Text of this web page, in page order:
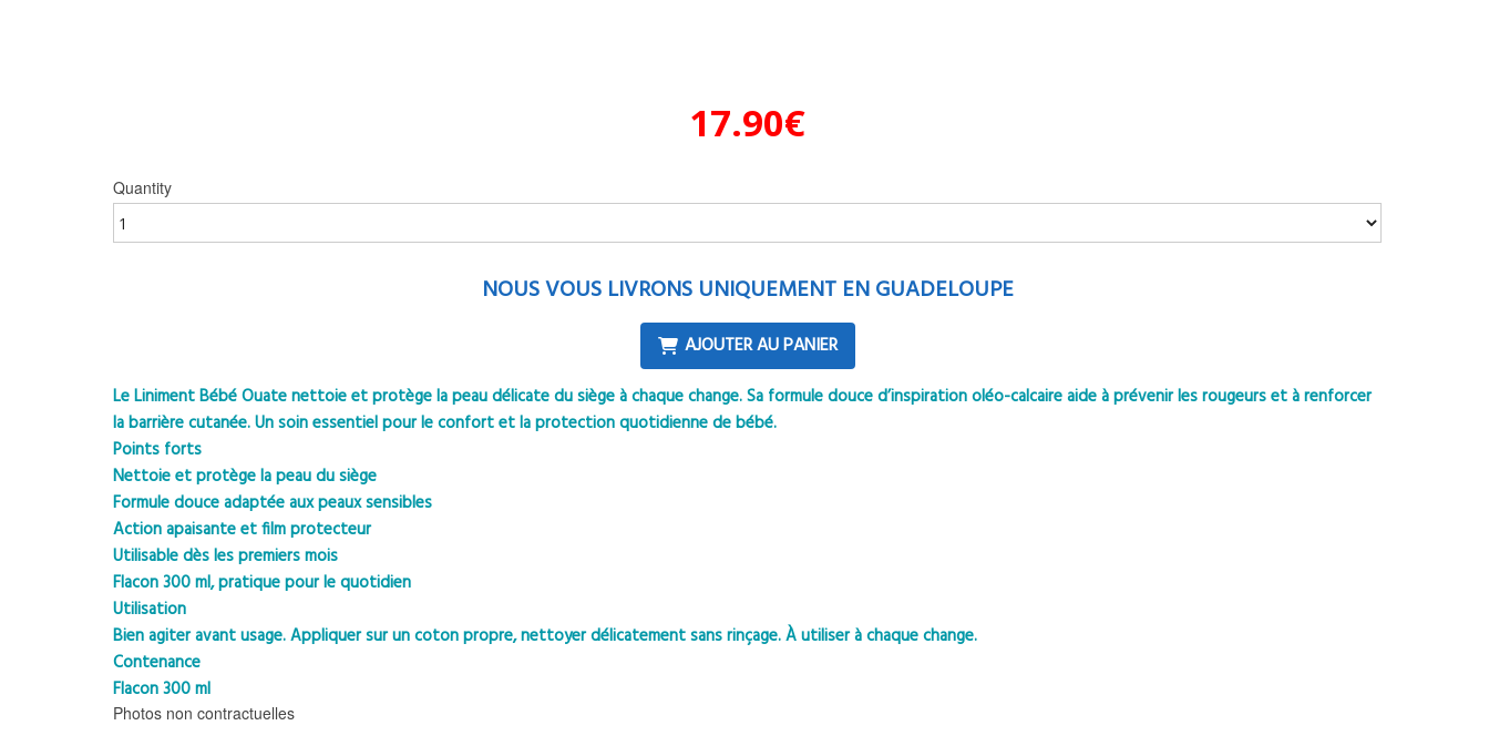
17.90€
Quantity
NOUS VOUS LIVRONS UNIQUEMENT EN GUADELOUPE
AJOUTER AU PANIER
Le Liniment Bébé Ouate nettoie et protège la peau délicate du siège à chaque change. Sa formule douce d’inspiration oléo-calcaire aide à prévenir les rougeurs et à renforcer
la barrière cutanée. Un soin essentiel pour le confort et la protection quotidienne de bébé.
Points forts
Nettoie et protège la peau du siège
Formule douce adaptée aux peaux sensibles
Action apaisante et film protecteur
Utilisable dès les premiers mois
Flacon 300 ml, pratique pour le quotidien
Utilisation
Bien agiter avant usage. Appliquer sur un coton propre, nettoyer délicatement sans rinçage. À utiliser à chaque change.
Contenance
Flacon 300 ml
Photos non contractuelles